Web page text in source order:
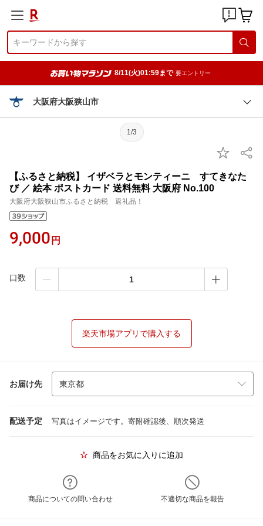
8/11(火)01:59まで 要エントリー
大阪府大阪狭山市
1/3
【ふるさと納税】 イザベラとモンティーニ すてきなた
び ／ 絵本 ポストカード 送料無料 大阪府 No.100
大阪府大阪狭山市ふるさと納税 返礼品！
9,000 円
口数
楽天市場アプリで購入する
お届け先
配送予定 写真はイメージです。寄附確認後、順次発送
商品をお気に入りに追加
商品についての問い合わせ 不適切な商品を報告